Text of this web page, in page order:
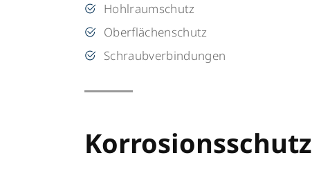
Hohlraumschutz
Oberflächenschutz
Schraubverbindungen
Korrosionsschutz